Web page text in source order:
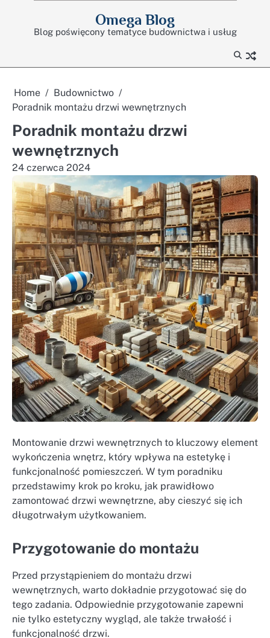
Omega Blog
Blog poświęcony tematyce budownictwa i usług
Home
Budownictwo
Poradnik montażu drzwi wewnętrznych
Poradnik montażu drzwi
wewnętrznych
24 czerwca 2024
Montowanie drzwi wewnętrznych to kluczowy element
wykończenia wnętrz, który wpływa na estetykę i
funkcjonalność pomieszczeń. W tym poradniku
przedstawimy krok po kroku, jak prawidłowo
zamontować drzwi wewnętrzne, aby cieszyć się ich
długotrwałym użytkowaniem.
Przygotowanie do montażu
Przed przystąpieniem do montażu drzwi
wewnętrznych, warto dokładnie przygotować się do
tego zadania. Odpowiednie przygotowanie zapewni
nie tylko estetyczny wygląd, ale także trwałość i
funkcjonalność drzwi.